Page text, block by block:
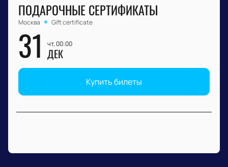
ПОДАРОЧНЫЕ СЕРТИФИКАТЫ
Москва Gift certificate
31 чт, 00:00
ДЕК
Купить билеты